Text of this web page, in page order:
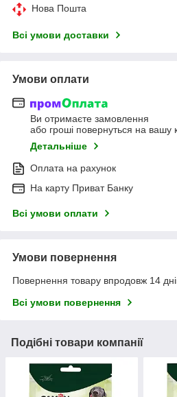
Нова Пошта
Всі умови доставки
Умови оплати
Ви отримаєте замовлення
або гроші повернуться на вашу
Детальніше
Оплата на рахунок
На карту Приват Банку
Всі умови оплати
Умови повернення
Повернення товару впродовж 14
Всі умови повернення
Подібні товари компанії